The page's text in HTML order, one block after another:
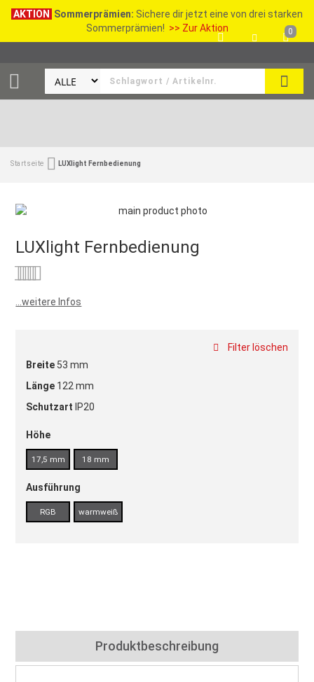
AKTION Sommerprämien: Sichere dir jetzt eine von drei starken
Sommerprämien! >> Zur Aktion 0
Startseite LUXlight Fernbedienung
LUXlight Fernbedienung
...weitere Infos
Filter löschen
Höhe
17,5 mm 18 mm
Ausführung
RGB warmweiß
Breite 53 mm
Länge 122 mm
Schutzart IP20
Produktbeschreibung